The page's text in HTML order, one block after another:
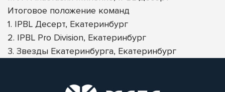
Итоговое положение команд
1. IPBL Десерт, Екатеринбург
2. IPBL Pro Division, Екатеринбург
3. Звезды Екатеринбурга, Екатеринбург